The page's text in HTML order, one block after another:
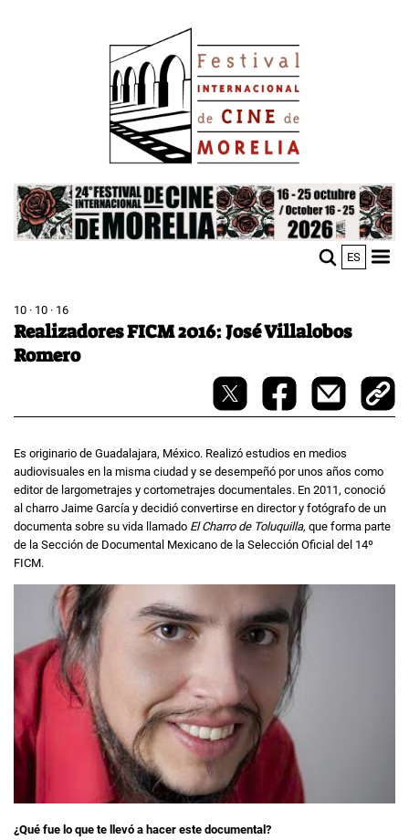
Image
ES
10 · 10 · 16
Realizadores FICM 2016: José Villalobos
Romero
Es originario de Guadalajara, México. Realizó estudios en medios
audiovisuales en la misma ciudad y se desempeñó por unos años como
editor de largometrajes y cortometrajes documentales. En 2011, conoció
al charro Jaime García y decidió convertirse en director y fotógrafo de un
documenta sobre su vida llamado El Charro de Toluquilla, que forma parte
de la Sección de Documental Mexicano de la Selección Oficial del 14º
FICM.
¿Qué fue lo que te llevó a hacer este documental?